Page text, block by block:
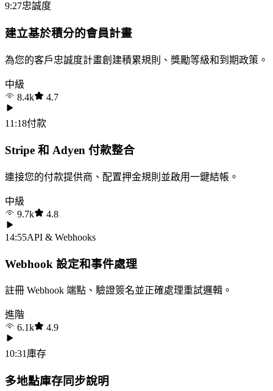
9:27忠誠度
建立基於積分的會員計畫
為您的客戶忠誠度計畫創建積累規則、獎勵等級和到期政策。
中級
8.4k
4.7
11:18付款
Stripe 和 Adyen 付款整合
連接您的付款提供商、配置押金規則並啟用一鍵結帳。
中級
9.7k
4.8
14:55API & Webhooks
Webhook 設定和事件處理
註冊 Webhook 端點、驗證簽名並正確處理重試邏輯。
進階
6.1k
4.9
10:31庫存
多地點庫存同步說明